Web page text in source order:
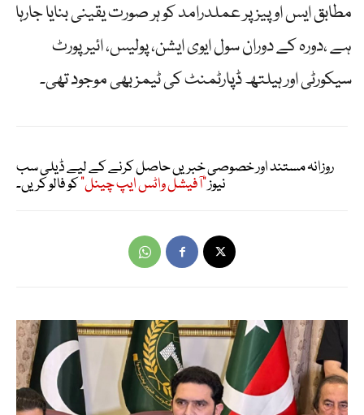
مطابق ایس او پیز پر عملدرامد کو ہر صورت یقینی بنایا جارہا
ہے ،دورہ کے دوران سول ایوی ایشن، پولیس، ائیرپورٹ
سیکورٹی اور ہیلتھ ڈپارٹمنٹ کی ٹیمز بھی موجود تھی۔
روزانہ مستند اور خصوصی خبریں حاصل کرنے کے لیے ڈیلی سب
نیوز"آفیشل واٹس ایپ چینل"کو فالو کریں۔